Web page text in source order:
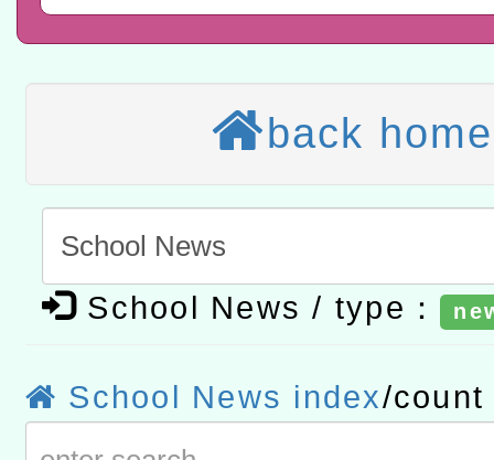
結果公告(無人報名，續辦
適應運動共學行動站研習
本館辦理115年度閱讀磐
讀推動專業研習
科技賦能─人工智慧(AI)工
程
A3數位素養講師名單
t」
有關大陸委員會函釋公務
赴陸應申請許可一案
轉知經濟部水利署委託財
back home
School News / type：
School News index/count